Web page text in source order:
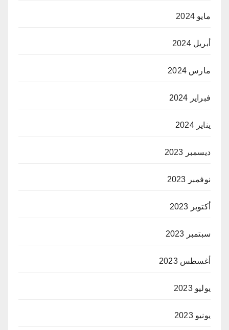
مايو 2024
أبريل 2024
مارس 2024
فبراير 2024
يناير 2024
ديسمبر 2023
نوفمبر 2023
أكتوبر 2023
سبتمبر 2023
أغسطس 2023
يوليو 2023
يونيو 2023